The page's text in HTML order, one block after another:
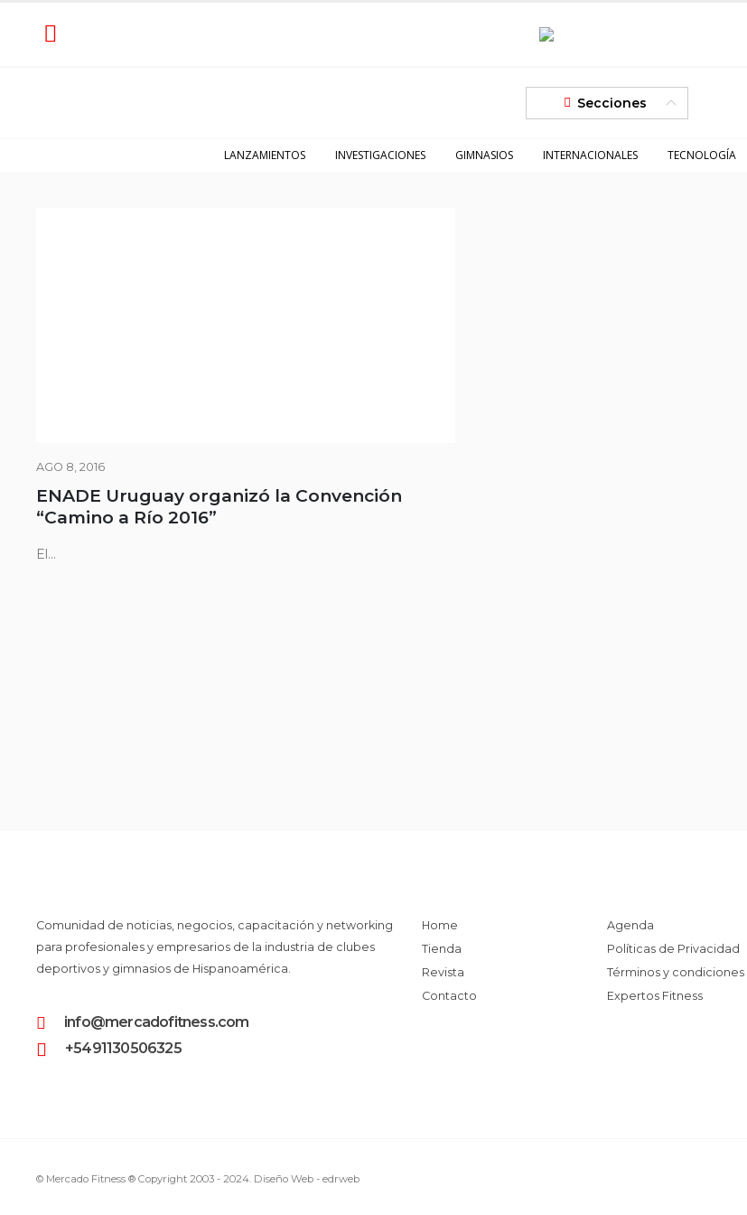
Secciones
LANZAMIENTOS INVESTIGACIONES GIMNASIOS INTERNACIONALES TECNOLOGÍA
AGO 8, 2016
ENADE Uruguay organizó la Convención
“Camino a Río 2016”
El...
Comunidad de noticias, negocios, capacitación y networking
para profesionales y empresarios de la industria de clubes
deportivos y gimnasios de Hispanoamérica.
info@mercadofitness.com
+5491130506325
Home
Tienda
Revista
Contacto
Agenda
Políticas de Privacidad
Términos y condiciones
Expertos Fitness
© Mercado Fitness ® Copyright 2003 - 2024. Diseño Web - edrweb